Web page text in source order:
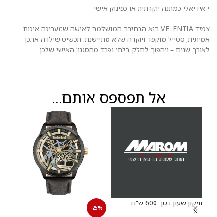
• אידיאלי כמתנה יוקרתית או כפינוק אישי
צמיד VELENTIA הוא הבחירה המושלמת לאישה שמעריכה איכות
אמיתית, סטייל מוקפד ויוקרה שלא מתיישנת. תכשיט שילווה אתכן
לאורך שנים – ויהפוך לחלק בלתי נפרד מהסגנון האישי שלכן.
אל תפספס אותם...
תיקון שעון בסך 600 ש"ח
-25%